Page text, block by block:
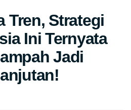
Tren, Strategi
Ini Ternyata
Jadi